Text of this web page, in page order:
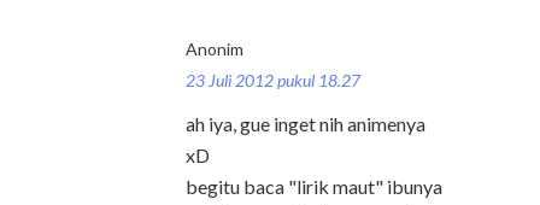
Anonim
23 Juli 2012 pukul 18.27
ah iya, gue inget nih animenya
xD
begitu baca "lirik maut" ibunya